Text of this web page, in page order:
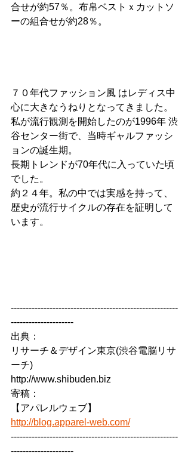
合せが約57％。布帛ベストｘカットソ
ーの組合せが約28％。
７０年代ファッション風 はレディス中
心に大きなうねりとなってきました。
私が流行観測を開始したのが1996年 渋
谷センター街で、当時ギャルファッシ
ョンの誕生期。
長期トレンドが70年代に入っていた頃
でした。
約２４年。私の中では実感を持って、
歴史が流行サイクルの存在を証明して
います。
--------------------------------------------------------
---------------------
出典：
リサーチ＆デザイン東京(渋谷電脳リサ
ーチ)
http://www.shibuden.biz
寄稿：
【アパレルウェブ】
http://blog.apparel-web.com/
--------------------------------------------------------
---------------------